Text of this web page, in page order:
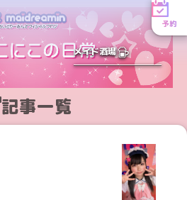
予約
メイド酒場
記事一覧